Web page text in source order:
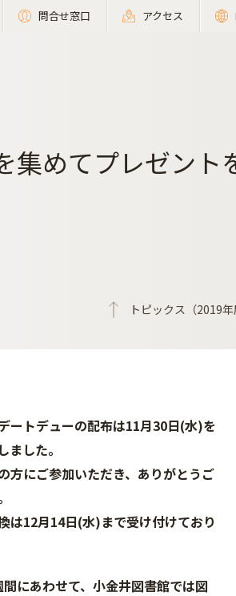
問合せ窓口 アクセス
集めてプレゼント
トピックス（2019年
ートデューの配布は11月30日(水)を
ました。
方にご参加いただき、ありがとうご
は12月14日(水)まで受け付けており
にあわせて、小金井図書館では図